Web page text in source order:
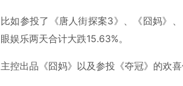
比如参投了《唐人街探案3》、《囧妈》
眼娱乐两天合计大跌15.63%。
主控出品《囧妈》以及参投《夺冠》的欢